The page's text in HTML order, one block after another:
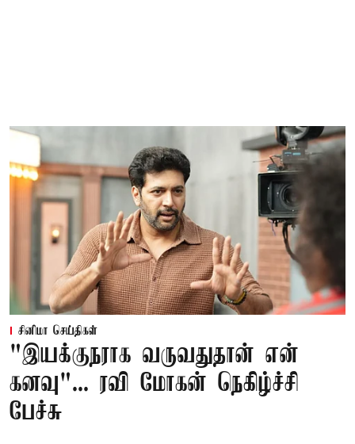
சினிமா செய்திகள்
"இயக்குநராக வருவதுதான் என்
கனவு"... ரவி மோகன் நெகிழ்ச்சி
பேச்சு